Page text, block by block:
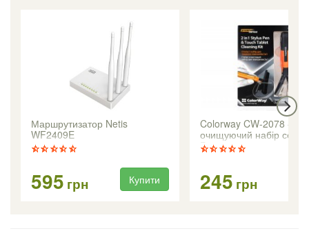
Маршрутизатор Netis
WF2409E
595 грн Купити
Colorway CW-2078 -
очищуючий набір серії
Premium
245 грн